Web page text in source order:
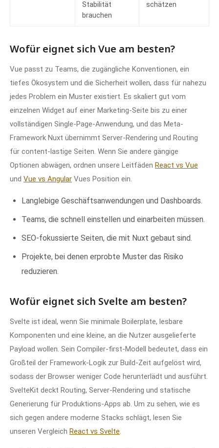
Stabilität
brauchen
schätzen
Wofür eignet sich Vue am besten?
Vue passt zu Teams, die zugängliche Konventionen, ein
tiefes Ökosystem und die Sicherheit wollen, dass für nahezu
jedes Problem ein Muster existiert. Es skaliert gut vom
einzelnen Widget auf einer Marketing-Seite bis zu einer
vollständigen Single-Page-Anwendung, und das Meta-
Framework Nuxt übernimmt Server-Rendering und Routing
für content-lastige Seiten. Wenn Sie andere gängige
Optionen abwägen, ordnen unsere Leitfäden React vs Vue
und Vue vs Angular Vues Position ein.
Langlebige Geschäftsanwendungen und Dashboards.
Teams, die schnell einstellen und einarbeiten müssen.
SEO-fokussierte Seiten, die mit Nuxt gebaut sind.
Projekte, bei denen erprobte Muster das Risiko
reduzieren.
Wofür eignet sich Svelte am besten?
Svelte ist ideal, wenn Sie minimale Boilerplate, lesbare
Komponenten und eine kleine, an die Nutzer ausgelieferte
Payload wollen. Sein Compiler-first-Modell bedeutet, dass ein
Großteil der Framework-Logik zur Build-Zeit aufgelöst wird,
sodass der Browser weniger Code herunterlädt und ausführt.
SvelteKit deckt Routing, Server-Rendering und statische
Generierung für Produktions-Apps ab. Um zu sehen, wie es
sich gegen andere moderne Stacks schlägt, lesen Sie
unseren Vergleich React vs Svelte.